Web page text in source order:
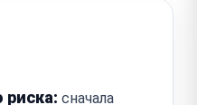
риска: сначала